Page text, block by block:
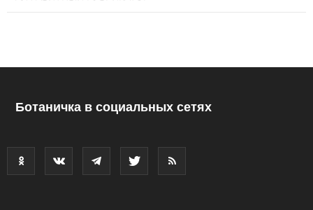
Ботаничка в социальных сетях